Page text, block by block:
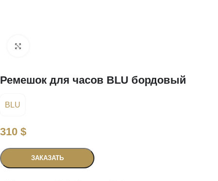
Ремешок для часов BLU бордовый
BLU
310 $
ЗАКАЗАТЬ